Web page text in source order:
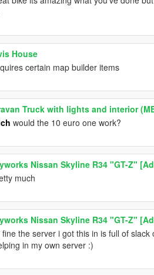
House
certain map builder items
Truck with lights and interior
would the 10 euro one work?
Nissan Skyline R34 "GT-Z"
much
Nissan Skyline R34 "GT-Z"
fine the server i got this in is full of
in my own server :)